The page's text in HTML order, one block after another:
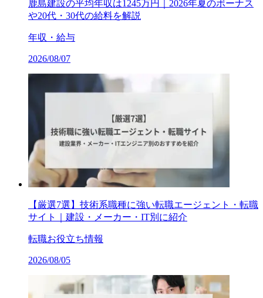
鹿島建設の平均年収は1245万円｜2026年夏のボーナス
や20代・30代の給料を解説
年収・給与
2026/08/07
【厳選7選】技術系職種に強い転職エージェント・転職
サイト｜建設・メーカー・IT別に紹介
転職お役立ち情報
2026/08/05